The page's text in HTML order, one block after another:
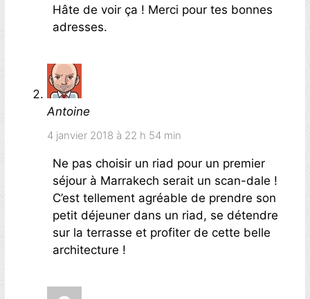
Hâte de voir ça ! Merci pour tes bonnes
adresses.
Antoine
4 janvier 2018 à 22 h 54 min
Ne pas choisir un riad pour un premier
séjour à Marrakech serait un scan-dale !
C’est tellement agréable de prendre son
petit déjeuner dans un riad, se détendre
sur la terrasse et profiter de cette belle
architecture !